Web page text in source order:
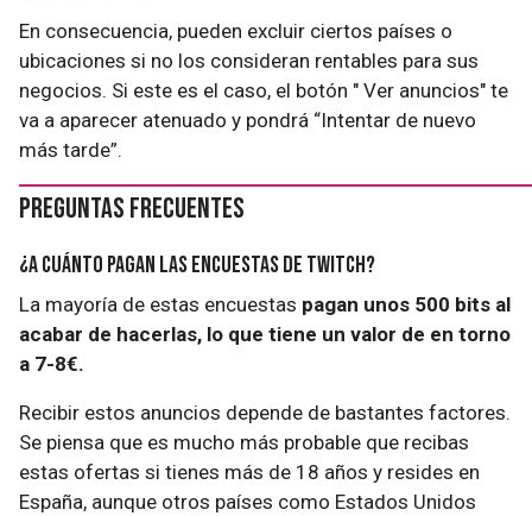
En consecuencia, pueden excluir ciertos países o
ubicaciones si no los consideran rentables para sus
negocios. Si este es el caso, el botón " Ver anuncios" te
va a aparecer atenuado y pondrá “Intentar de nuevo
más tarde”.
Preguntas frecuentes
¿A cuánto pagan las encuestas de Twitch?
La mayoría de estas encuestas pagan unos 500 bits al
acabar de hacerlas, lo que tiene un valor de en torno
a 7-8€.
Recibir estos anuncios depende de bastantes factores.
Se piensa que es mucho más probable que recibas
estas ofertas si tienes más de 18 años y resides en
España, aunque otros países como Estados Unidos